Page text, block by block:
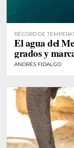
RÉCORD DE
El agua del
grados y
ANDRÉS FIDALGO